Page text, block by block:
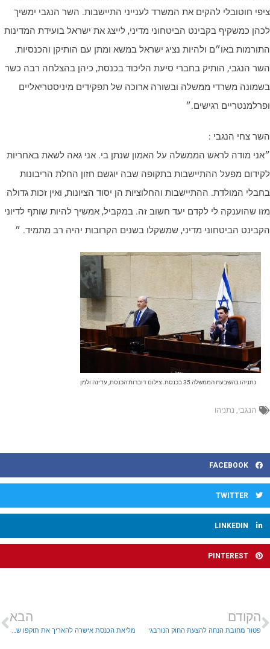
חוטובלי להקים את המשרד לענייני התיישבות. השר הנגבי ימשיך
כמשקיף בקבינט הביטחוני מדיני, לייצג את ישראל בועידת המדינות
באו״ם ולהיות נציג ישראל במשא ומתן עם הותיקן והכנסיות.
הנגבי, הותיק בחברי סיעת הליכוד בכנסת, כיהן בהצלחה רבה כשר
משרדי ממשלה ובשורה ארוכה של תפקידים מיניסטריאליים
רגישים.״
צחי הנגבי :
מודה לראש הממשלה על האמון שנתן בי. אני גאה לשאת באחריות
מפעל ההתיישבות בתקופה שבה יוגשם חזון החלת הריבונות
המולדת. ההתיישבות והחלוציות הן יסוד הציונות, ואין זכות גדולה
שהוענקה לי לקדם יעד חשוב זה. במקביל, אמשיך להיות שותף לדיוני
הביטחוני מדיני, שמשקלו בשנים הקרובות יהיה רב מתמיד. ״
נתניהו בהשבעת הממשלה 35 בכנסת. צילום דוברות הכנסת, עדינה ולמן
הנגבי,נתניהו
FACEBOOK
TWITTER
LINKEDIN
PINTEREST
הקודם
פטור מחובת הנחה להצעת החוק הנורבגי
הבא
מליאת הכנסת אישרה להאריך את תוקפו של חוק האזרחות והכניסה לישראל